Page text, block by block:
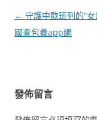
文
章
← 守護中歐班列的“女
國查包養app網
發佈留言